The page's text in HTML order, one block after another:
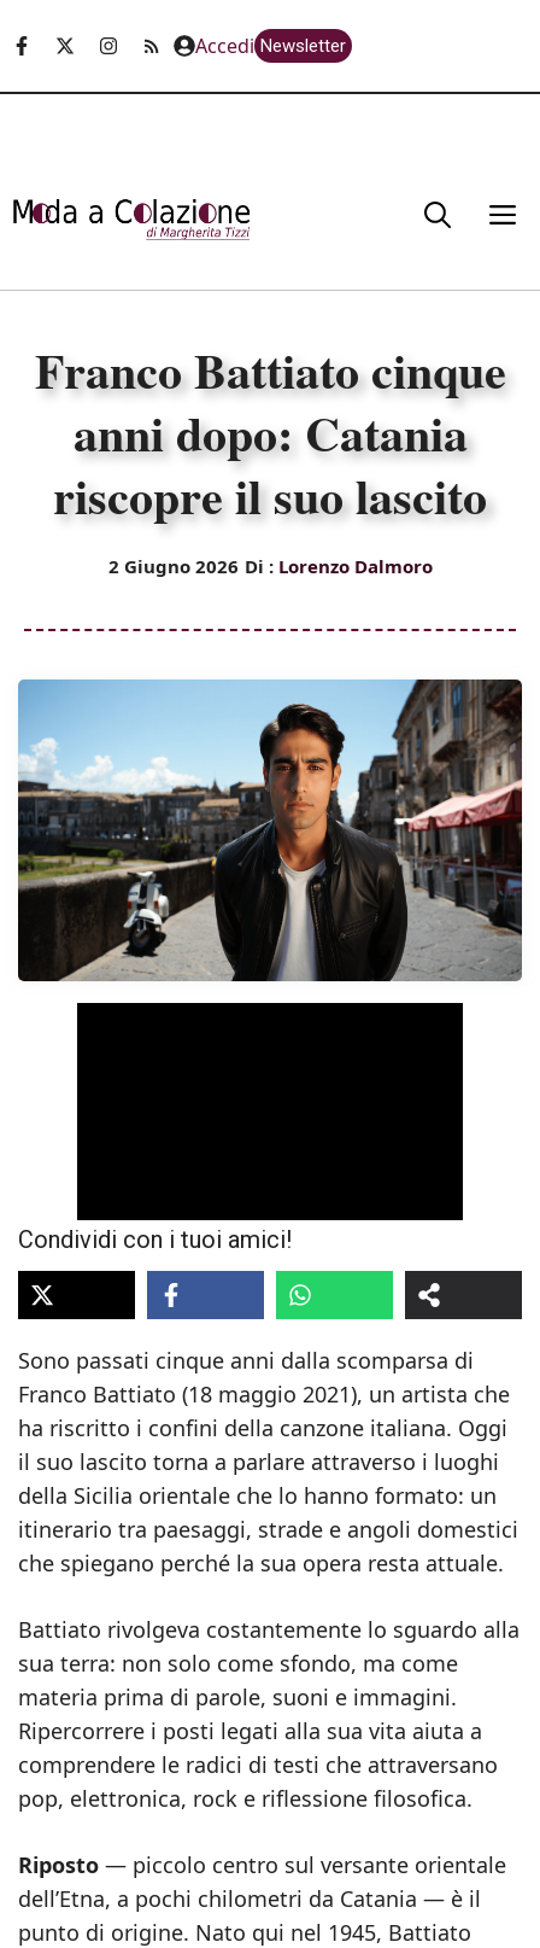
Accedi Newsletter
Franco Battiato cinque
anni dopo: Catania
riscopre il suo lascito
2 Giugno 2026 Di : Lorenzo Dalmoro
Condividi con i tuoi amici!
Sono passati cinque anni dalla scomparsa di
Franco Battiato (18 maggio 2021), un artista che
ha riscritto i confini della canzone italiana. Oggi
il suo lascito torna a parlare attraverso i luoghi
della Sicilia orientale che lo hanno formato: un
itinerario tra paesaggi, strade e angoli domestici
che spiegano perché la sua opera resta attuale.
Battiato rivolgeva costantemente lo sguardo alla
sua terra: non solo come sfondo, ma come
materia prima di parole, suoni e immagini.
Ripercorrere i posti legati alla sua vita aiuta a
comprendere le radici di testi che attraversano
pop, elettronica, rock e riflessione filosofica.
Riposto — piccolo centro sul versante orientale
dell’Etna, a pochi chilometri da Catania — è il
punto di origine. Nato qui nel 1945, Battiato